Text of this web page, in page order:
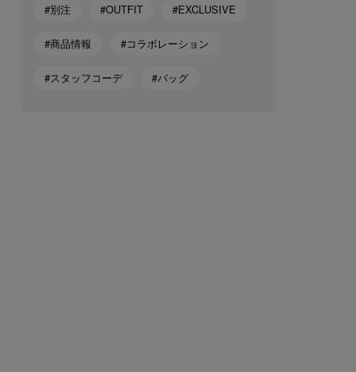
#別注 #OUTFIT #EXCLUSIVE
#商品情報 #コラボレーション
#スタッフコーデ #バッグ